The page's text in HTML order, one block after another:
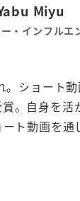
Miyu
・インフルエ
。ショート
。自身を
ト動画を通